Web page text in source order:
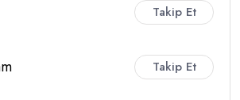
Takip Et
Takip Et